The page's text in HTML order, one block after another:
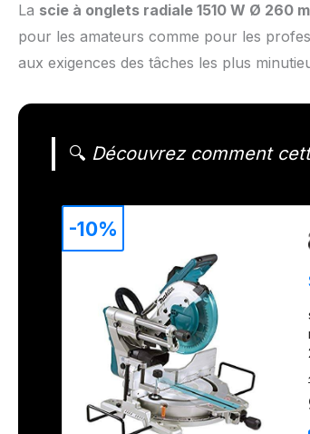
La scie à onglets radiale 1510 W Ø 260
pour les amateurs comme pour les
aux exigences des tâches les plus
🔍 Découvrez comment
-10%